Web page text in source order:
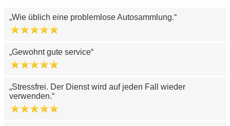
Wie üblich eine problemlose Autosammlung.
Gewohnt gute service
Stressfrei. Der Dienst wird auf jeden Fall wieder
verwenden.